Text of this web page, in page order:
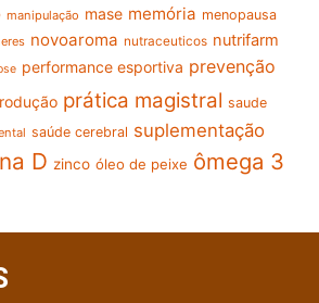
manipulação mase memória menopausa
novoaroma nutraceuticos nutrifarm
performance esportiva prevenção
prática magistral saude
saúde cerebral suplementação
D zinco óleo de peixe ômega 3